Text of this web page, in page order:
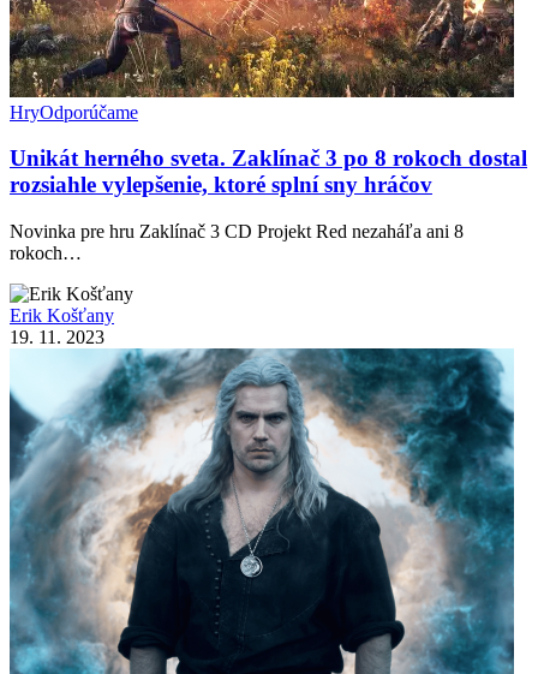
HryOdporúčame
Unikát herného sveta. Zaklínač 3 po 8 rokoch dostal
rozsiahle vylepšenie, ktoré splní sny hráčov
Novinka pre hru Zaklínač 3 CD Projekt Red nezaháľa ani 8
rokoch…
Erik Košťany
19. 11. 2023